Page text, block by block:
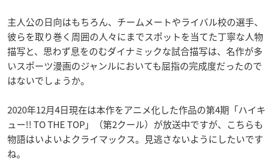
主人公の日向はもちろん、チームメートやライバル校の選手、
彼らを取り巻く周囲の人々にまでスポットを当てた丁寧な人物
描写と、思わず息をのむダイナミックな試合描写は、名作が多
いスポーツ漫画のジャンルにおいても屈指の完成度だったので
はないでしょうか。
2020年12月4日現在は本作をアニメ化した作品の第4期「ハイキ
ュー!! TO THE TOP」（第2クール）が放送中ですが、こちらも
物語はいよいよクライマックス。見逃さないようにしたいです
ね。